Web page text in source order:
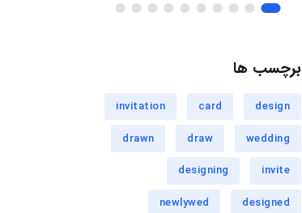
برچسب ها
design
card
invitation
wedding
draw
drawn
invite
designing
designed
newlywed